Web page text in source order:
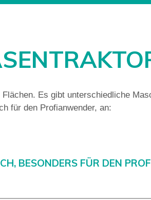
Es gibt unterschiedliche
für den Profianwender, an:
BESONDERS FÜR DEN